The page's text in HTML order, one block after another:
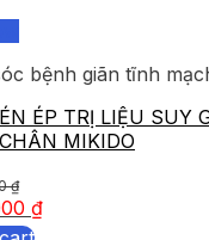
bệnh giãn tĩnh
ÉP TRỊ LIỆU SUY
MIKIDO
₫
₫